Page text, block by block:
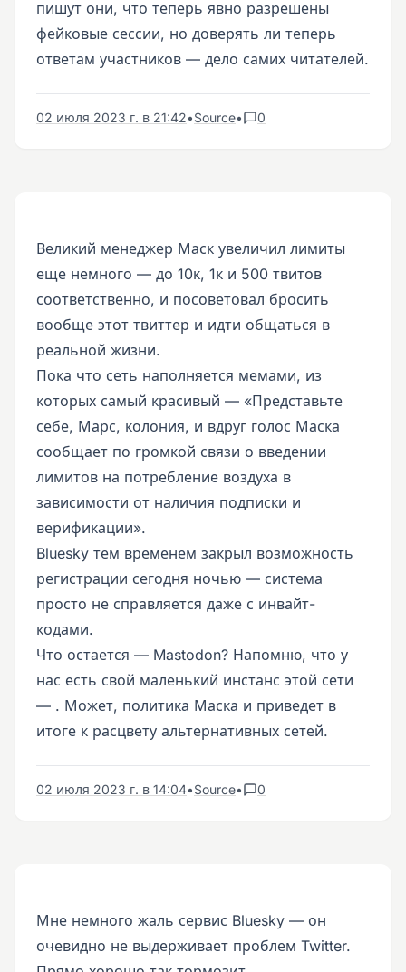
пишут они, что теперь явно разрешены
фейковые сессии, но доверять ли теперь
ответам участников — дело самих читателей.
02 июля 2023 г. в 21:42•Source• 0
Великий менеджер Маск увеличил лимиты
еще немного — до 10к, 1к и 500 твитов
соответственно, и посоветовал бросить
вообще этот твиттер и идти общаться в
реальной жизни.
Пока что сеть наполняется мемами, из
которых самый красивый — «Представьте
себе, Марс, колония, и вдруг голос Маска
сообщает по громкой связи о введении
лимитов на потребление воздуха в
зависимости от наличия подписки и
верификации».
Bluesky тем временем закрыл возможность
регистрации сегодня ночью — система
просто не справляется даже с инвайт-
кодами.
Что остается — Mastodon? Напомню, что у
нас есть свой маленький инстанс этой сети
— . Может, политика Маска и приведет в
итоге к расцвету альтернативных сетей.
02 июля 2023 г. в 14:04•Source• 0
Мне немного жаль сервис Bluesky — он
очевидно не выдерживает проблем Twitter.